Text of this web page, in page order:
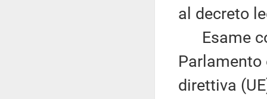
al decreto
Esame
Parlamento
direttiva